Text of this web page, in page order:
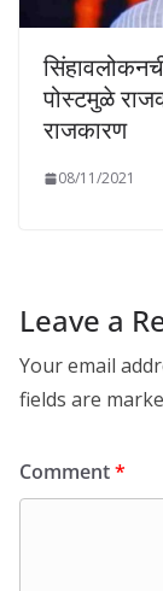
पोस्टमुळे
राजकारण
08/11/2021
Leave a
Your email
fields are
Comment*